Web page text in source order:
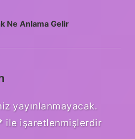
Ne Anlama Gelir
yayınlanmayacak.
ile işaretlenmişlerdir